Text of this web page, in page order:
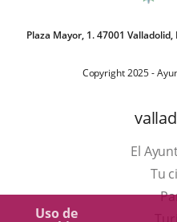
Uso de
Plaza Mayor, 1. 47001
Copyright 2025 -
El
Tu